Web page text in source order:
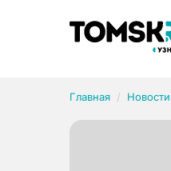
Главная Новости
Рубрики